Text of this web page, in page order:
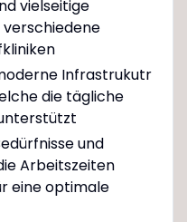
vielseitige
Infrastrukutr
die tägliche
und
Arbeitszeiten
eine optimale